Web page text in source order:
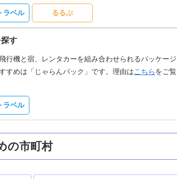
ラベル るるぶ
す
行機と宿、レンタカーを組み合わせられるパッケージ
すめは「じゃらんパック」です。理由はこちらをご覧
ラベル
の市町村